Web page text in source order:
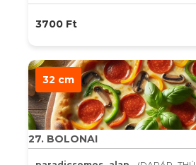
3700 Ft
32 cm
27. BOLONAI